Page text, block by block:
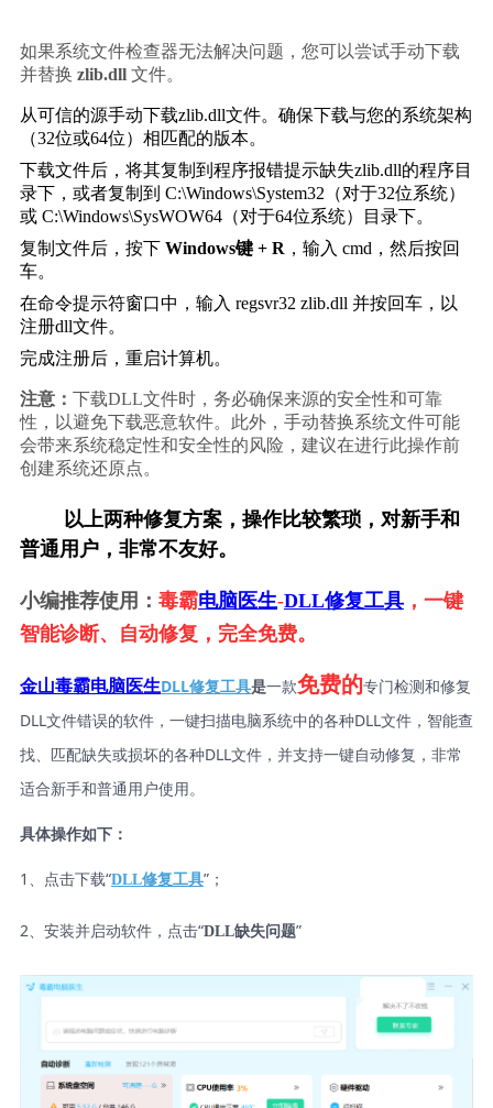
如果系统文件检查器无法解决问题，您可以尝试手动下载
并替换 zlib.dll 文件。
从可信的源手动下载zlib.dll文件。确保下载与您的系统架构
（32位或64位）相匹配的版本。
下载文件后，将其复制到程序报错提示缺失zlib.dll的程序目
录下，或者复制到 C:\Windows\System32 （对于32位系统）
或 C:\Windows\SysWOW64（对于64位系统）目录下。
复制文件后，按下 Windows键 + R ，输入 cmd ，然后按回
车。
在命令提示符窗口中，输入 regsvr32 zlib.dll 并按回车，以
注册dll文件。
完成注册后，重启计算机。
注意： 下载DLL文件时，务必确保来源的安全性和可靠
性，以避免下载恶意软件。此外，手动替换系统文件可能
会带来系统稳定性和安全性的风险，建议在进行此操作前
创建系统还原点。
以上两种修复方案，操作比较繁琐，对新手和
普通用户，非常不友好。
小编推荐使用： 毒霸电脑医生-DLL修复工具，一键
智能诊断、自动修复，完全免费。
金山毒霸电脑医生DLL修复工具是一款免费的专门检测和修复
DLL文件错误的软件，一键扫描电脑系统中的各种DLL文件，智能查
找、匹配缺失或损坏的各种DLL文件，并支持一键自动修复，非常
适合新手和普通用户使用。
具体操作如下：
1、点击下载“DLL修复工具”；
2、安装并启动软件，点击“DLL缺失问题”